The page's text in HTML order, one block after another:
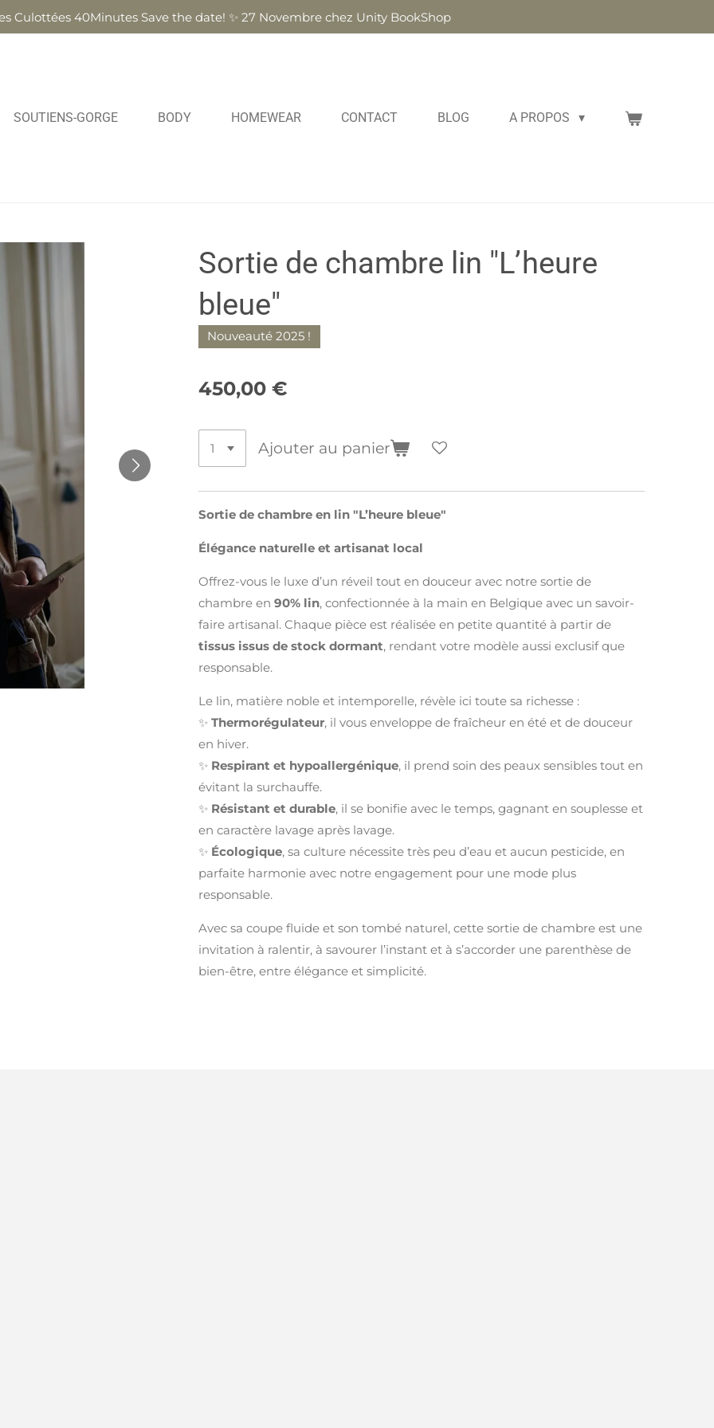
Culottées 40Minutes Save the date! ✨ 27 Novembre chez Unity BookShop
SOUTIENS-GORGE BODY HOMEWEAR CONTACT BLOG A PROPOS
Sortie de chambre lin "L’heure
bleue"
Nouveauté 2025 !
450,00 €
Ajouter au panier
Sortie de chambre en lin "L’heure bleue"
Élégance naturelle et artisanat local
Offrez-vous le luxe d’un réveil tout en douceur avec notre sortie de
chambre en 90% lin, confectionnée à la main en Belgique avec un savoir-
faire artisanal. Chaque pièce est réalisée en petite quantité à partir de
tissus issus de stock dormant, rendant votre modèle aussi exclusif que
responsable.
Le lin, matière noble et intemporelle, révèle ici toute sa richesse :
✨ Thermorégulateur, il vous enveloppe de fraîcheur en été et de douceur
en hiver.
✨ Respirant et hypoallergénique, il prend soin des peaux sensibles tout en
évitant la surchauffe.
✨ Résistant et durable, il se bonifie avec le temps, gagnant en souplesse et
en caractère lavage après lavage.
✨ Écologique, sa culture nécessite très peu d’eau et aucun pesticide, en
parfaite harmonie avec notre engagement pour une mode plus
responsable.
Avec sa coupe fluide et son tombé naturel, cette sortie de chambre est une
invitation à ralentir, à savourer l’instant et à s’accorder une parenthèse de
bien-être, entre élégance et simplicité.